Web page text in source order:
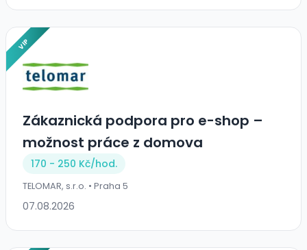
VIP
Zákaznická podpora pro e-shop –
možnost práce z domova
170 - 250 Kč/hod.
TELOMAR, s.r.o. • Praha 5
07.08.2026